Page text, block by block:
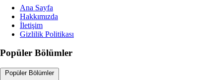
Ana Sayfa
Hakkımızda
İletişim
Gizlilik Politikası
Popüler Bölümler
Popüler Bölümler